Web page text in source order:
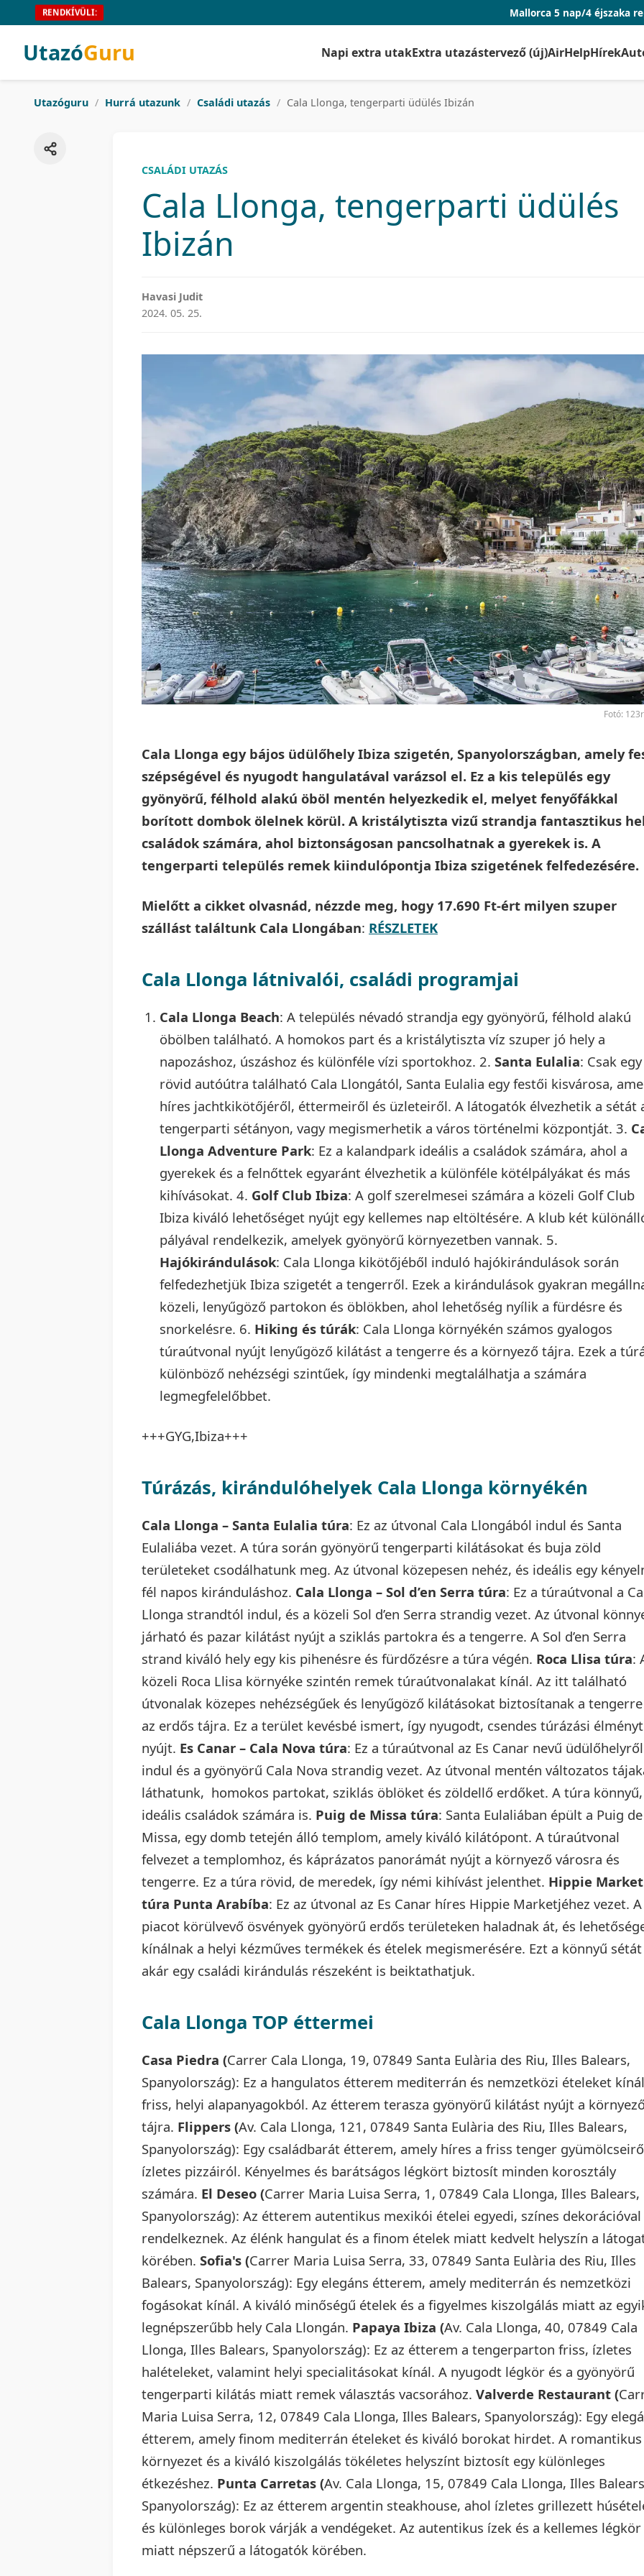
RENDKÍVÜLI: Mallorca 5 nap/4 éjszaka repjeggyel és
UtazóGuru Napi extra utakExtra utazástervező (új)AirHelpHírek
Utazóguru / Hurrá utazunk / Családi utazás / Cala Llonga, tengerparti üdülés Ibizán
CSALÁDI UTAZÁS
Cala Llonga, tengerparti üdülés
Ibizán
Havasi Judit
2024. 05. 25.
Fotó:
Cala Llonga egy bájos üdülőhely Ibiza szigetén, Spanyolországban, amely
szépségével és nyugodt hangulatával varázsol el. Ez a kis település egy
gyönyörű, félhold alakú öböl mentén helyezkedik el, melyet fenyőfákkal
borított dombok ölelnek körül. A kristálytiszta vizű strandja fantasztikus
családok számára, ahol biztonságosan pancsolhatnak a gyerekek is. A
tengerparti település remek kiindulópontja Ibiza szigetének felfedezésére.
Mielőtt a cikket olvasnád, nézzde meg, hogy 17.690 Ft-ért milyen szuper
szállást találtunk Cala Llongában: RÉSZLETEK
Cala Llonga látnivalói, családi programjai
Cala Llonga Beach: A település névadó strandja egy gyönyörű, félhold alakú
öbölben található. A homokos part és a kristálytiszta víz szuper jó hely a
napozáshoz, úszáshoz és különféle vízi sportokhoz. 2. Santa Eulalia: Csak egy
rövid autóútra található Cala Llongától, Santa Eulalia egy festői kisvárosa,
híres jachtkikötőjéről, éttermeiről és üzleteiről. A látogatók élvezhetik a sétát
tengerparti sétányon, vagy megismerhetik a város történelmi központját. 3.
Llonga Adventure Park: Ez a kalandpark ideális a családok számára, ahol a
gyerekek és a felnőttek egyaránt élvezhetik a különféle kötélpályákat és más
kihívásokat. 4. Golf Club Ibiza: A golf szerelmesei számára a közeli Golf Club
Ibiza kiváló lehetőséget nyújt egy kellemes nap eltöltésére. A klub két
pályával rendelkezik, amelyek gyönyörű környezetben vannak. 5.
Hajókirándulások: Cala Llonga kikötőjéből induló hajókirándulások során
felfedezhetjük Ibiza szigetét a tengerről. Ezek a kirándulások gyakran
közeli, lenyűgöző partokon és öblökben, ahol lehetőség nyílik a fürdésre és
snorkelésre. 6. Hiking és túrák: Cala Llonga környékén számos gyalogos
túraútvonal nyújt lenyűgöző kilátást a tengerre és a környező tájra. Ezek a
különböző nehézségi szintűek, így mindenki megtalálhatja a számára
legmegfelelőbbet.
+++GYG,Ibiza+++
Túrázás, kirándulóhelyek Cala Llonga környékén
Cala Llonga – Santa Eulalia túra: Ez az útvonal Cala Llongából indul és Santa
Eulaliába vezet. A túra során gyönyörű tengerparti kilátásokat és buja zöld
területeket csodálhatunk meg. Az útvonal közepesen nehéz, és ideális egy
fél napos kiránduláshoz. Cala Llonga – Sol d’en Serra túra: Ez a túraútvonal a
Llonga strandtól indul, és a közeli Sol d’en Serra strandig vezet. Az útvonal
járható és pazar kilátást nyújt a sziklás partokra és a tengerre. A Sol d’en Serra
strand kiváló hely egy kis pihenésre és fürdőzésre a túra végén. Roca Llisa túra:
közeli Roca Llisa környéke szintén remek túraútvonalakat kínál. Az itt található
útvonalak közepes nehézségűek és lenyűgöző kilátásokat biztosítanak a
az erdős tájra. Ez a terület kevésbé ismert, így nyugodt, csendes túrázási élményt
nyújt. Es Canar – Cala Nova túra: Ez a túraútvonal az Es Canar nevű üdülőhelyről
indul és a gyönyörű Cala Nova strandig vezet. Az útvonal mentén változatos
láthatunk, homokos partokat, sziklás öblöket és zöldellő erdőket. A túra
ideális családok számára is. Puig de Missa túra: Santa Eulaliában épült a Puig de
Missa, egy domb tetején álló templom, amely kiváló kilátópont. A túraútvonal
felvezet a templomhoz, és káprázatos panorámát nyújt a környező városra és
tengerre. Ez a túra rövid, de meredek, így némi kihívást jelenthet. Hippie Market
túra Punta Arabíba: Ez az útvonal az Es Canar híres Hippie Marketjéhez vezet. A
piacot körülvevő ösvények gyönyörű erdős területeken haladnak át, és
kínálnak a helyi kézműves termékek és ételek megismerésére. Ezt a könnyű sétát
akár egy családi kirándulás részeként is beiktathatjuk.
Cala Llonga TOP éttermei
Casa Piedra (Carrer Cala Llonga, 19, 07849 Santa Eulària des Riu, Illes Balears,
Spanyolország): Ez a hangulatos étterem mediterrán és nemzetközi ételeket
friss, helyi alapanyagokból. Az étterem terasza gyönyörű kilátást nyújt a környező
tájra. Flippers (Av. Cala Llonga, 121, 07849 Santa Eulària des Riu, Illes Balears,
Spanyolország): Egy családbarát étterem, amely híres a friss tenger
ízletes pizzáiról. Kényelmes és barátságos légkört biztosít minden korosztály
számára. El Deseo (Carrer Maria Luisa Serra, 1, 07849 Cala Llonga, Illes Balears,
Spanyolország): Az étterem autentikus mexikói ételei egyedi, színes dekorációval
rendelkeznek. Az élénk hangulat és a finom ételek miatt kedvelt helyszín a
körében. Sofia's (Carrer Maria Luisa Serra, 33, 07849 Santa Eulària des Riu, Illes
Balears, Spanyolország): Egy elegáns étterem, amely mediterrán és nemzetközi
fogásokat kínál. A kiváló minőségű ételek és a figyelmes kiszolgálás miatt az
legnépszerűbb hely Cala Llongán. Papaya Ibiza (Av. Cala Llonga, 40, 07849 Cala
Llonga, Illes Balears, Spanyolország): Ez az étterem a tengerparton friss, ízletes
halételeket, valamint helyi specialitásokat kínál. A nyugodt légkör és a gyönyörű
tengerparti kilátás miatt remek választás vacsorához. Valverde Restaurant (
Maria Luisa Serra, 12, 07849 Cala Llonga, Illes Balears, Spanyolország): Egy
étterem, amely finom mediterrán ételeket és kiváló borokat hirdet. A romantikus
környezet és a kiváló kiszolgálás tökéletes helyszínt biztosít egy különleges
étkezéshez. Punta Carretas (Av. Cala Llonga, 15, 07849 Cala Llonga, Illes
Spanyolország): Ez az étterem argentin steakhouse, ahol ízletes grillezett
és különleges borok várják a vendégeket. Az autentikus ízek és a kellemes légkör
miatt népszerű a látogatók körében.